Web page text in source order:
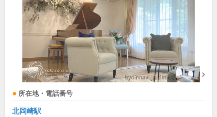
所在地・電話番号
北岡崎駅